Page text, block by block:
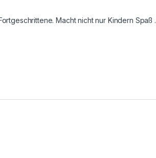
Macht nicht nur Kindern Spaß